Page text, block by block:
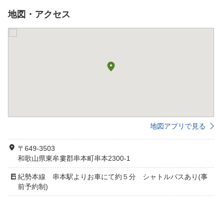
地図・アクセス
地図アプリで見る
〒649-3503
和歌山県東牟婁郡串本町串本2300-1
紀勢本線 串本駅よりお車にて約５分 シャトルバスあり(事
前予約制)